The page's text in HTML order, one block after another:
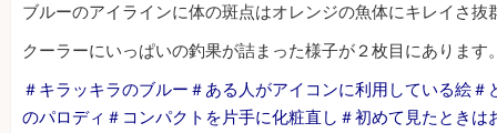
ブルーのアイラインに体の斑点はオレンジの魚体にキレイさ抜
クーラーにいっぱいの釣果が詰まった様子が２枚目にあります
＃キラッキラのブルー＃ある人がアイコンに利用している絵＃
のパロディ＃コンパクトを片手に化粧直し＃初めて見たときは